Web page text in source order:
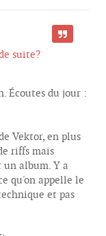
suite?
CITER
Écoutes du jour :
Vektor, en plus
riffs mais
album. Y a
qu'on appelle le
et pas